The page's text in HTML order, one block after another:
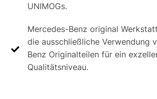
UNIMOGs.
Mercedes-Benz original
die ausschließliche Verwendung
Benz Originalteilen für ein
Qualitätsniveau.